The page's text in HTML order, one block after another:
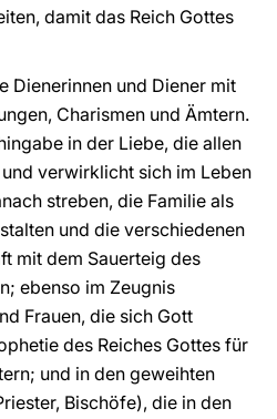
damit das Reich Gottes
Dienerinnen und Diener mit
Charismen und Ämtern.
in der Liebe, die allen
verwirklicht sich im Leben
streben, die Familie als
und die verschiedenen
mit dem Sauerteig des
ebenso im Zeugnis
Frauen, die sich Gott
des Reiches Gottes für
und in den geweihten
Bischöfe), die in den